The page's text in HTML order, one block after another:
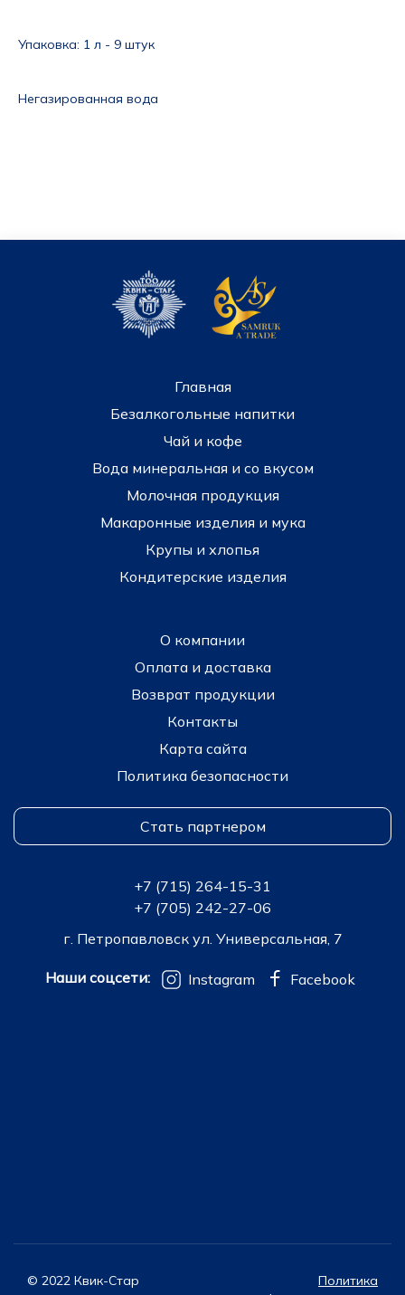
Упаковка: 1 л - 9 штук
Негазированная вода
Главная
Безалкогольные напитки
Чай и кофе
Вода минеральная и со вкусом
Молочная продукция
Макаронные изделия и мука
Крупы и хлопья
Кондитерские изделия
О компании
Оплата и доставка
Возврат продукции
Контакты
Карта сайта
Политика безопасности
Стать партнером
+7 (715) 264-15-31
+7 (705) 242-27-06
г. Петропавловск ул. Универсальная, 7
Наши соцсети: Instagram Facebook
© 2022 Квик-Стар
Политика